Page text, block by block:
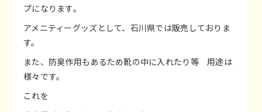
プになります。
アメニティーグッズとして、石川県では販売しておりま
す。
また、防臭作用もあるため靴の中に入れたり等 用途は
様々です。
これを